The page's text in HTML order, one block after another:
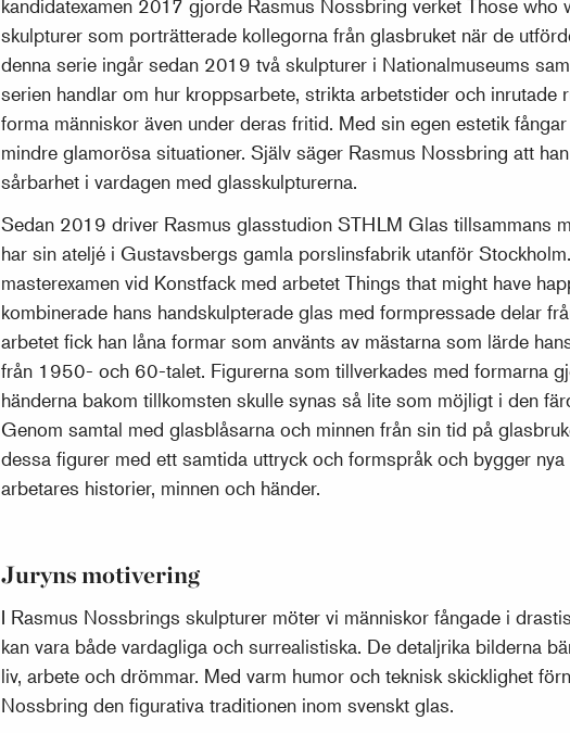
kandidatexamen 2017 gjorde Rasmus Nossbring verket Those who
skulpturer som porträtterade kollegorna från glasbruket när de
denna serie ingår sedan 2019 två skulpturer i Nationalmuseums
serien handlar om hur kroppsarbete, strikta arbetstider och inrutade
forma människor även under deras fritid. Med sin egen estetik
mindre glamorösa situationer. Själv säger Rasmus Nossbring att
sårbarhet i vardagen med glasskulpturerna.
Sedan 2019 driver Rasmus glasstudion STHLM Glas tillsammans
har sin ateljé i Gustavsbergs gamla porslinsfabrik utanför
masterexamen vid Konstfack med arbetet Things that might have
kombinerade hans handskulpterade glas med formpressade delar
arbetet fick han låna formar som använts av mästarna som lärde
från 1950- och 60-talet. Figurerna som tillverkades med formarna
händerna bakom tillkomsten skulle synas så lite som möjligt i den
Genom samtal med glasblåsarna och minnen från sin tid på
dessa figurer med ett samtida uttryck och formspråk och bygger
arbetares historier, minnen och händer.
Juryns motivering
I Rasmus Nossbrings skulpturer möter vi människor fångade i
kan vara både vardagliga och surrealistiska. De detaljrika bilderna
liv, arbete och drömmar. Med varm humor och teknisk skicklighet
Nossbring den figurativa traditionen inom svenskt glas.